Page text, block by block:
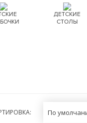
ДЕТСКИЕ
СТОЛЫ
По